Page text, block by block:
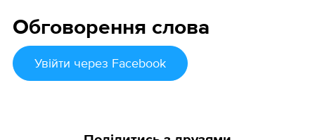
Обговорення слова
Увійти через Facebook